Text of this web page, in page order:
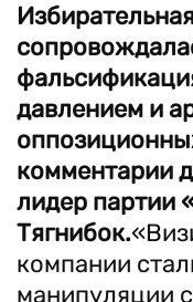
давлением и
комментарии
лидер партии
Тягнибок.
компании
манипуляции